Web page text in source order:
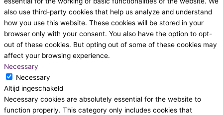
also use third-party cookies that help us analyze and understand
how you use this website. These cookies will be stored in your
browser only with your consent. You also have the option to opt-
out of these cookies. But opting out of some of these cookies may
affect your browsing experience.
Necessary
Necessary
Altijd ingeschakeld
Necessary cookies are absolutely essential for the website to
function properly. This category only includes cookies that